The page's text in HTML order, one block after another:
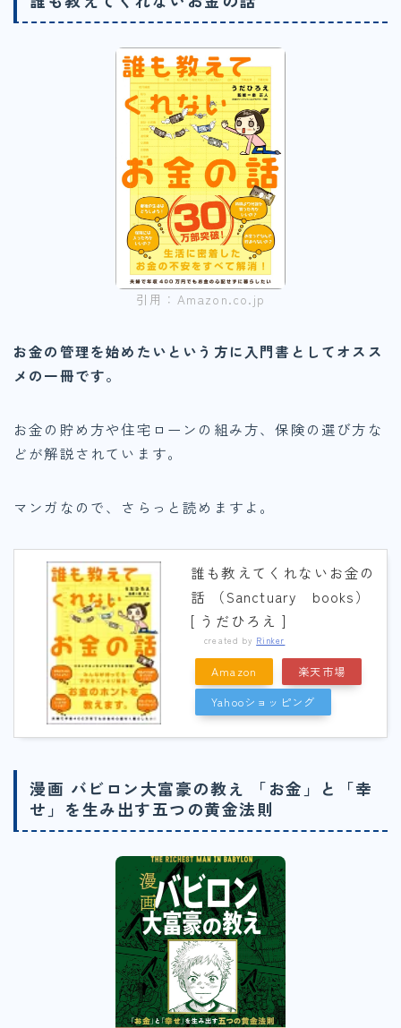
引用：Amazon.co.jp
お金の管理を始めたいという方に入門書としてオスス
メの一冊です。
お金の貯め方や住宅ローンの組み方、保険の選び方な
どが解説されています。
マンガなので、さらっと読めますよ。
誰も教えてくれないお金の
話 （Sanctuary books）
[ うだひろえ ]
created by Rinker
Amazon
楽天市場
Yahooショッピング
漫画 バビロン大富豪の教え 「お金」と「幸
せ」を生み出す五つの黄金法則